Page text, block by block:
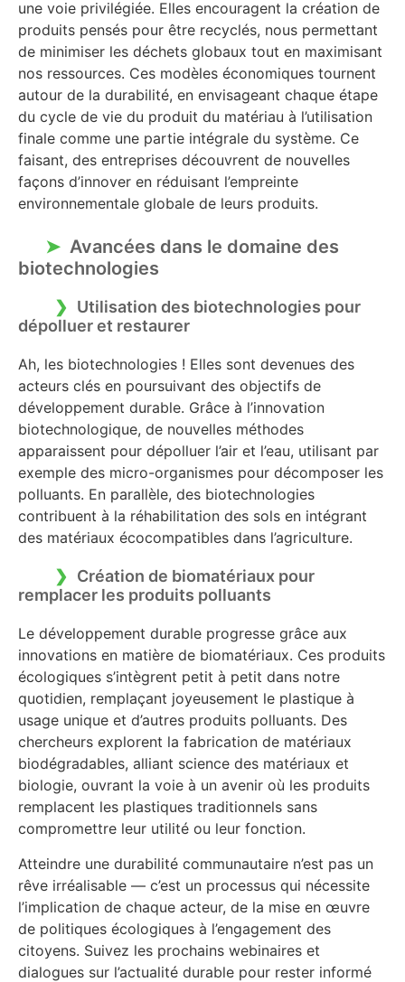
une voie privilégiée. Elles encouragent la création de
produits pensés pour être recyclés, nous permettant
de minimiser les déchets globaux tout en maximisant
nos ressources. Ces modèles économiques tournent
autour de la durabilité, en envisageant chaque étape
du cycle de vie du produit du matériau à l’utilisation
finale comme une partie intégrale du système. Ce
faisant, des entreprises découvrent de nouvelles
façons d’innover en réduisant l’empreinte
environnementale globale de leurs produits.
Avancées dans le domaine des
biotechnologies
Utilisation des biotechnologies pour
dépolluer et restaurer
Ah, les biotechnologies ! Elles sont devenues des
acteurs clés en poursuivant des objectifs de
développement durable. Grâce à l’innovation
biotechnologique, de nouvelles méthodes
apparaissent pour dépolluer l’air et l’eau, utilisant par
exemple des micro-organismes pour décomposer les
polluants. En parallèle, des biotechnologies
contribuent à la réhabilitation des sols en intégrant
des matériaux écocompatibles dans l’agriculture.
Création de biomatériaux pour
remplacer les produits polluants
Le développement durable progresse grâce aux
innovations en matière de biomatériaux. Ces produits
écologiques s’intègrent petit à petit dans notre
quotidien, remplaçant joyeusement le plastique à
usage unique et d’autres produits polluants. Des
chercheurs explorent la fabrication de matériaux
biodégradables, alliant science des matériaux et
biologie, ouvrant la voie à un avenir où les produits
remplacent les plastiques traditionnels sans
compromettre leur utilité ou leur fonction.
Atteindre une durabilité communautaire n’est pas un
rêve irréalisable — c’est un processus qui nécessite
l’implication de chaque acteur, de la mise en œuvre
de politiques écologiques à l’engagement des
citoyens. Suivez les prochains webinaires et
dialogues sur l’actualité durable pour rester informé